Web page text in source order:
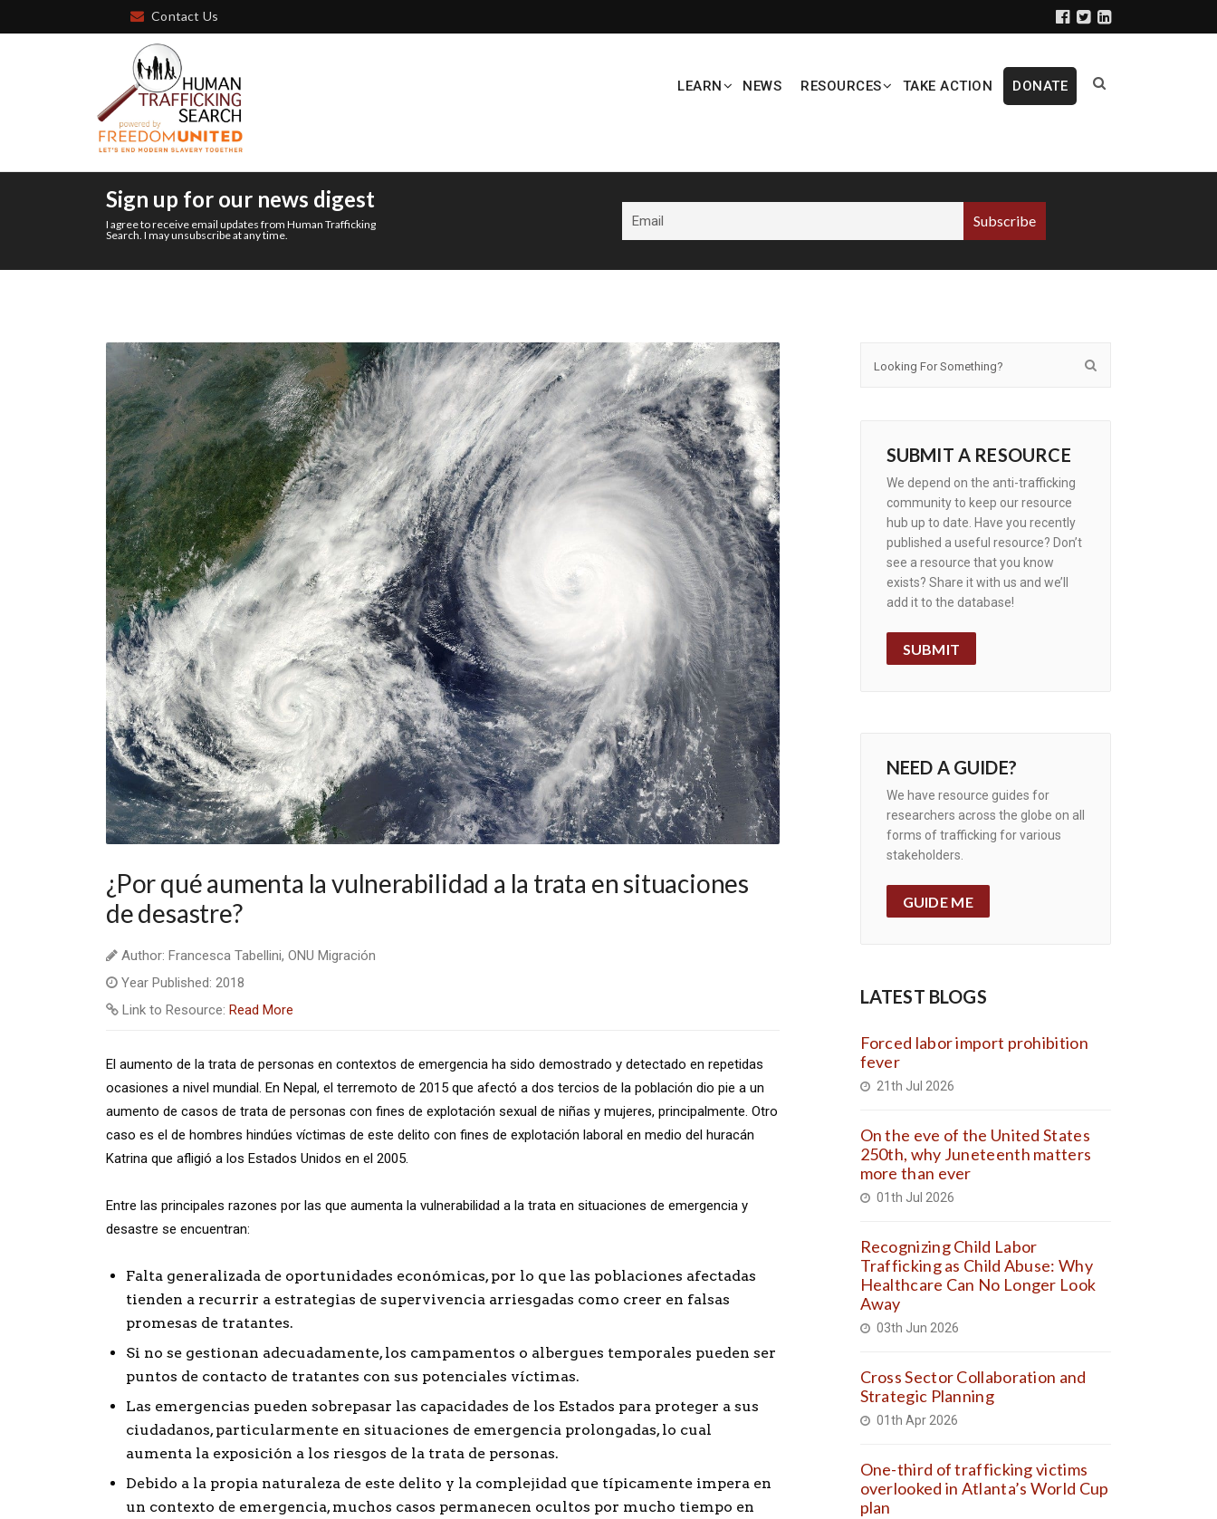
Contact Us
LEARN NEWS RESOURCES TAKE ACTION DONATE
Sign up for our news digest
I agree to receive email updates from Human Trafficking
Search. I may unsubscribe at any time.
¿Por qué aumenta la vulnerabilidad a la trata en situaciones
de desastre?
Author: Francesca Tabellini, ONU Migración
Year Published: 2018
Link to Resource: Read More
El aumento de la trata de personas en contextos de emergencia ha sido demostrado y detectado en repetidas
ocasiones a nivel mundial. En Nepal, el terremoto de 2015 que afectó a dos tercios de la población dio pie a un
aumento de casos de trata de personas con fines de explotación sexual de niñas y mujeres, principalmente. Otro
caso es el de hombres hindúes víctimas de este delito con fines de explotación laboral en medio del huracán
Katrina que afligió a los Estados Unidos en el 2005.
Entre las principales razones por las que aumenta la vulnerabilidad a la trata en situaciones de emergencia y
desastre se encuentran:
Falta generalizada de oportunidades económicas, por lo que las poblaciones afectadas
tienden a recurrir a estrategias de supervivencia arriesgadas como creer en falsas
promesas de tratantes.
Si no se gestionan adecuadamente, los campamentos o albergues temporales pueden ser
puntos de contacto de tratantes con sus potenciales víctimas.
Las emergencias pueden sobrepasar las capacidades de los Estados para proteger a sus
ciudadanos, particularmente en situaciones de emergencia prolongadas, lo cual
aumenta la exposición a los riesgos de la trata de personas.
Debido a la propia naturaleza de este delito y la complejidad que típicamente impera en
un contexto de emergencia, muchos casos permanecen ocultos por mucho tiempo en
SUBMIT A RESOURCE
We depend on the anti-trafficking
community to keep our resource
hub up to date. Have you recently
published a useful resource? Don’t
see a resource that you know
exists? Share it with us and we’ll
add it to the database!
SUBMIT
NEED A GUIDE?
We have resource guides for
researchers across the globe on all
forms of trafficking for various
stakeholders.
GUIDE ME
LATEST BLOGS
Forced labor import prohibition
fever
21th Jul 2026
On the eve of the United States
250th, why Juneteenth matters
more than ever
01th Jul 2026
Recognizing Child Labor
Trafficking as Child Abuse: Why
Healthcare Can No Longer Look
Away
03th Jun 2026
Cross Sector Collaboration and
Strategic Planning
01th Apr 2026
One-third of trafficking victims
overlooked in Atlanta’s World Cup
plan